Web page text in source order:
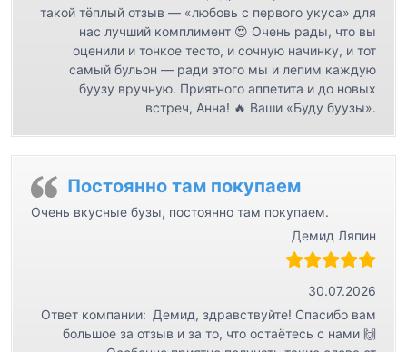
такой тёплый отзыв — «любовь с первого укуса» для
нас лучший комплимент 😍 Очень рады, что вы
оценили и тонкое тесто, и сочную начинку, и тот
самый бульон — ради этого мы и лепим каждую
буузу вручную. Приятного аппетита и до новых
встреч, Анна! 🔥 Ваши «Буду буузы».
Постоянно там покупаем
Очень вкусные бузы, постоянно там покупаем.
Демид Ляпин
30.07.2026
Ответ компании: Демид, здравствуйте! Спасибо вам
большое за отзыв и за то, что остаётесь с нами 🙌